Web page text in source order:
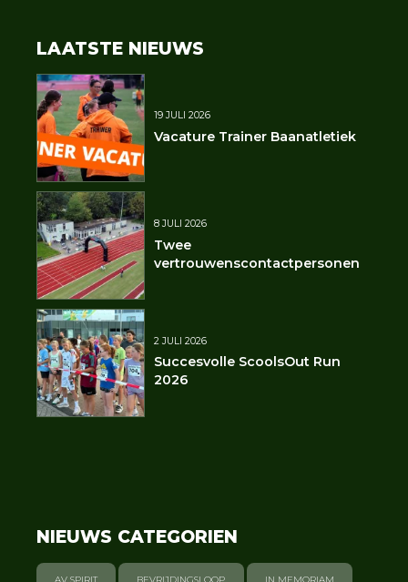
LAATSTE NIEUWS
19 JULI 2026
Vacature Trainer Baanatletiek
8 JULI 2026
Twee
vertrouwenscontactpersonen
2 JULI 2026
Succesvolle ScoolsOut Run
2026
NIEUWS CATEGORIEN